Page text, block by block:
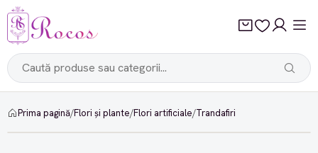
Prima pagină/Flori și plante/Flori artificiale/Trandafiri